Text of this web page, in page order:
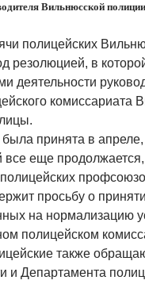
Вильнюсской полиции
полицейских
резолюцией, в
деятельности
комиссариата
принята в
все еще
просьбу о
на нормализацию
полицейском
также
и Департамента